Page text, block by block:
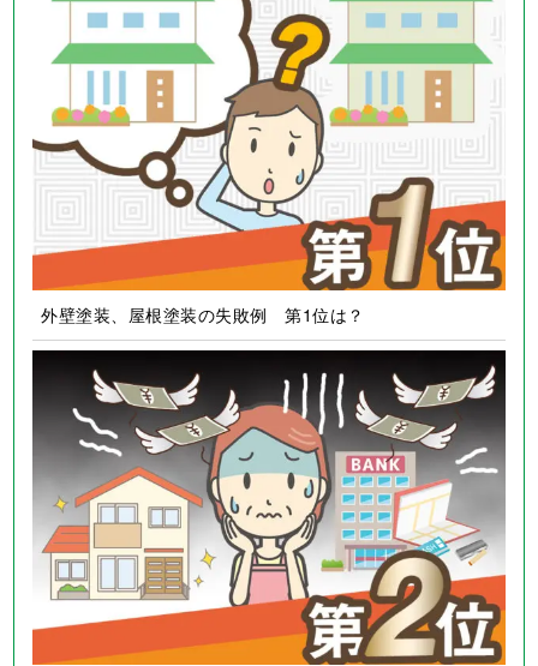
外壁塗装、屋根塗装の失敗例 第1位は？